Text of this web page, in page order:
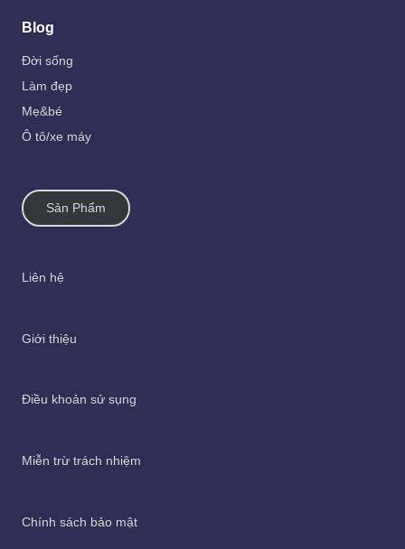
Blog
Đời sống
Làm đẹp
Mẹ&bé
Ô tô/xe máy
Sản Phẩm
Liên hệ
Giới thiệu
Điều khoản sử sụng
Miễn trừ trách nhiệm
Chính sách bảo mật